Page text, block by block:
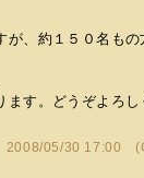
、約１５０名も
す。どうぞよろし
2008/05/30 17:00